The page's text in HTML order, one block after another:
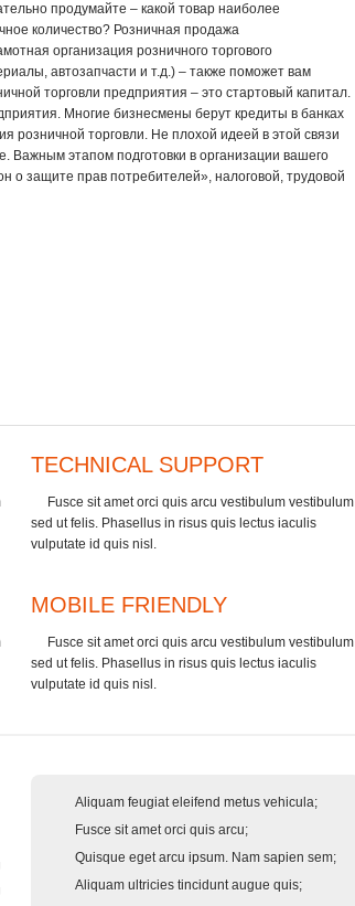
продумайте – какой товар наиболее
количество? Розничная продажа
организация розничного торгового
автозапчасти и т.д.) – также поможет вам
торговли предприятия – это стартовый капитал.
Многие бизнесмены берут кредиты в банках
розничной торговли. Не плохой идеей в этой связи
Важным этапом подготовки в организации вашего
о защите прав потребителей», налоговой, трудовой
TECHNICAL SUPPORT
Fusce sit amet orci quis arcu vestibulum vestibulum
sed ut felis. Phasellus in risus quis lectus iaculis
vulputate id quis nisl.
MOBILE FRIENDLY
Fusce sit amet orci quis arcu vestibulum vestibulum
sed ut felis. Phasellus in risus quis lectus iaculis
vulputate id quis nisl.
Aliquam feugiat eleifend metus vehicula;
Fusce sit amet orci quis arcu;
Quisque eget arcu ipsum. Nam sapien sem;
Aliquam ultricies tincidunt augue quis;